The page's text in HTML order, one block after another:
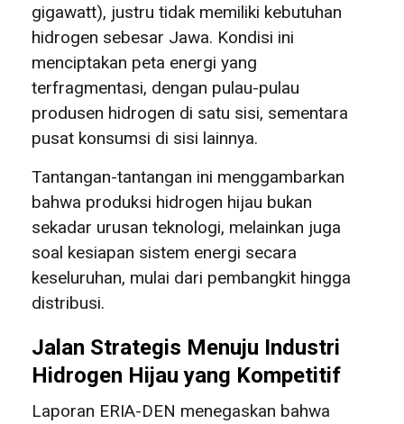
gigawatt), justru tidak memiliki kebutuhan
hidrogen sebesar Jawa. Kondisi ini
menciptakan peta energi yang
terfragmentasi, dengan pulau-pulau
produsen hidrogen di satu sisi, sementara
pusat konsumsi di sisi lainnya.
Tantangan-tantangan ini menggambarkan
bahwa produksi hidrogen hijau bukan
sekadar urusan teknologi, melainkan juga
soal kesiapan sistem energi secara
keseluruhan, mulai dari pembangkit hingga
distribusi.
Jalan Strategis Menuju Industri
Hidrogen Hijau yang Kompetitif
Laporan ERIA-DEN menegaskan bahwa